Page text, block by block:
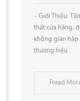
- Giới Thiệu:
thất cửa hàng,
không gian
thương hiệu
Read